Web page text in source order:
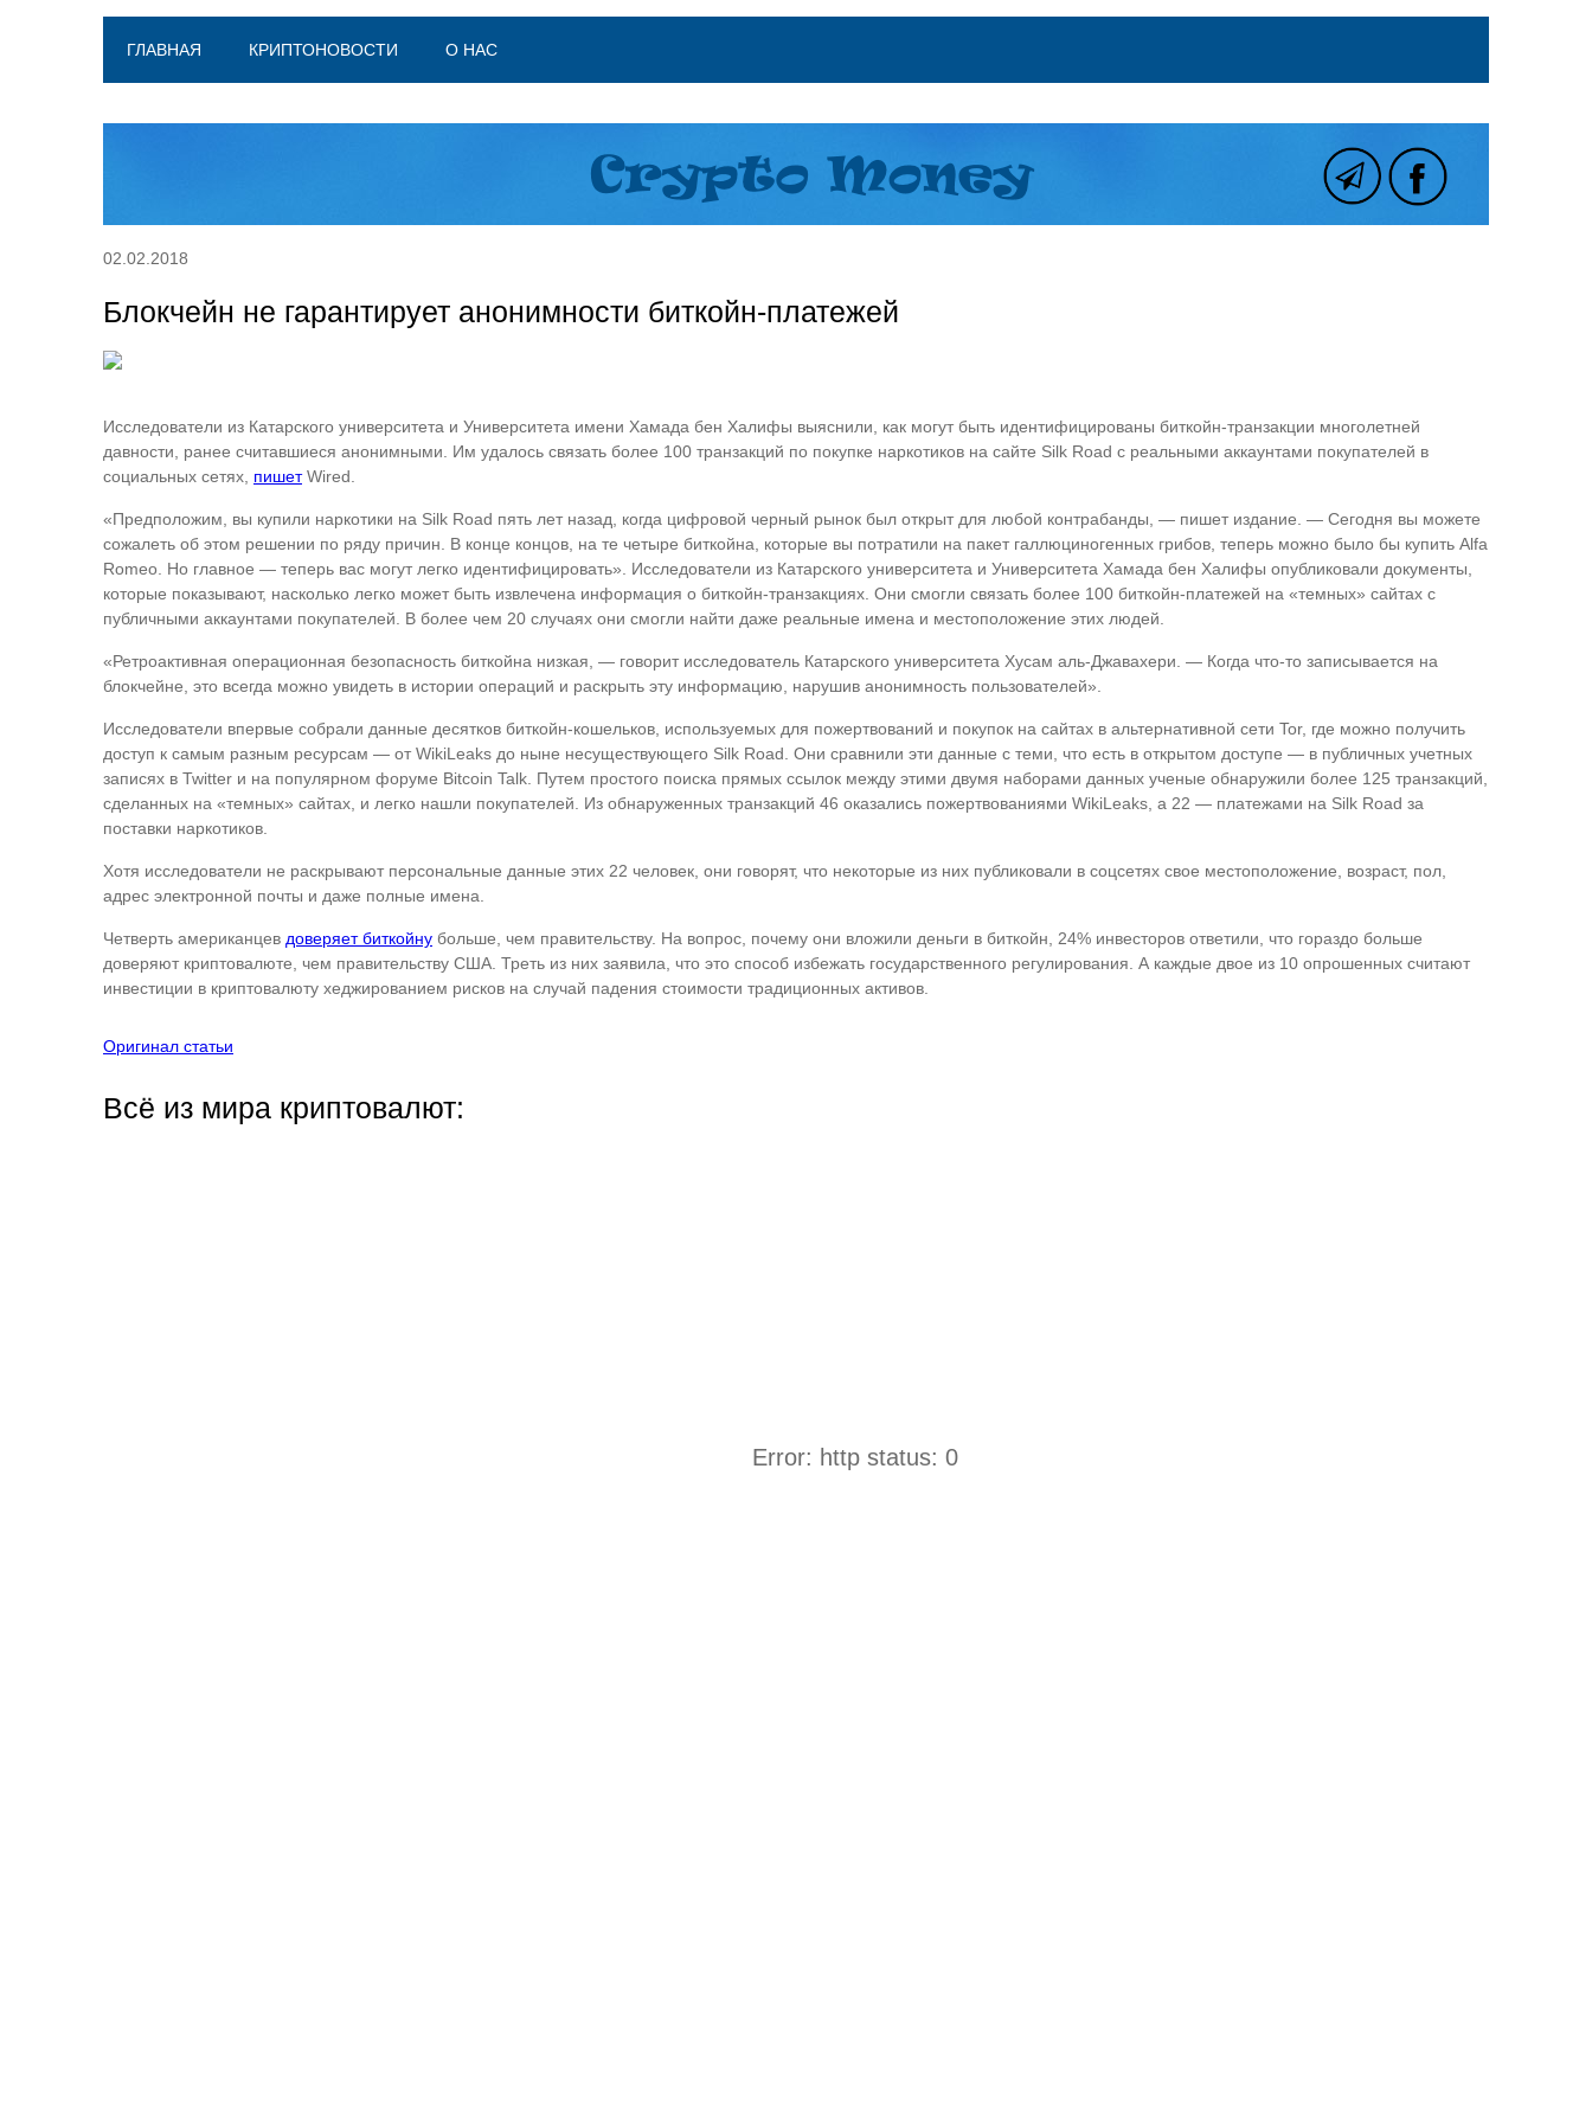
ГЛАВНАЯ КРИПТОНОВОСТИ О НАС
02.02.2018
Блокчейн не гарантирует анонимности биткойн-платежей
Исследователи из Катарского университета и Университета имени Хамада бен Халифы выяснили, как могут быть идентифицированы биткойн-транзакции многолетней
давности, ранее считавшиеся анонимными. Им удалось связать более 100 транзакций по покупке наркотиков на сайте Silk Road с реальными аккаунтами покупателей в
социальных сетях, пишетWired.
«Предположим, вы купили наркотики на Silk Road пять лет назад, когда цифровой черный рынок был открыт для любой контрабанды, — пишет издание. — Сегодня вы можете
сожалеть об этом решении по ряду причин. В конце концов, на те четыре биткойна, которые вы потратили на пакет галлюциногенных грибов, теперь можно было бы купить Alfa
Romeo. Но главное — теперь вас могут легко идентифицировать». Исследователи из Катарского университета и Университета Хамада бен Халифы опубликовали документы,
которые показывают, насколько легко может быть извлечена информация о биткойн-транзакциях. Они смогли связать более 100 биткойн-платежей на «темных» сайтах с
публичными аккаунтами покупателей. В более чем 20 случаях они смогли найти даже реальные имена и местоположение этих людей.
«Ретроактивная операционная безопасность биткойна низкая, — говорит исследователь Катарского университета Хусам аль-Джавахери. — Когда что-то записывается на
блокчейне, это всегда можно увидеть в истории операций и раскрыть эту информацию, нарушив анонимность пользователей».
Исследователи впервые собрали данные десятков биткойн-кошельков, используемых для пожертвований и покупок на сайтах в альтернативной сети Tor, где можно получить
доступ к самым разным ресурсам — от WikiLeaks до ныне несуществующего Silk Road. Они сравнили эти данные с теми, что есть в открытом доступе — в публичных учетных
записях в Twitter и на популярном форуме Bitcoin Talk. Путем простого поиска прямых ссылок между этими двумя наборами данных ученые обнаружили более 125 транзакций,
сделанных на «темных» сайтах, и легко нашли покупателей. Из обнаруженных транзакций 46 оказались пожертвованиями WikiLeaks, а 22 — платежами на Silk Road за
поставки наркотиков.
Хотя исследователи не раскрывают персональные данные этих 22 человек, они говорят, что некоторые из них публиковали в соцсетях свое местоположение, возраст, пол,
адрес электронной почты и даже полные имена.
Четверть американцев доверяет биткойну больше, чем правительству. На вопрос, почему они вложили деньги в биткойн, 24% инвесторов ответили, что гораздо больше
доверяют криптовалюте, чем правительству США. Треть из них заявила, что это способ избежать государственного регулирования. А каждые двое из 10 опрошенных считают
инвестиции в криптовалюту хеджированием рисков на случай падения стоимости традиционных активов.
Оригинал статьи
Всё из мира криптовалют:
Error: http status: 0